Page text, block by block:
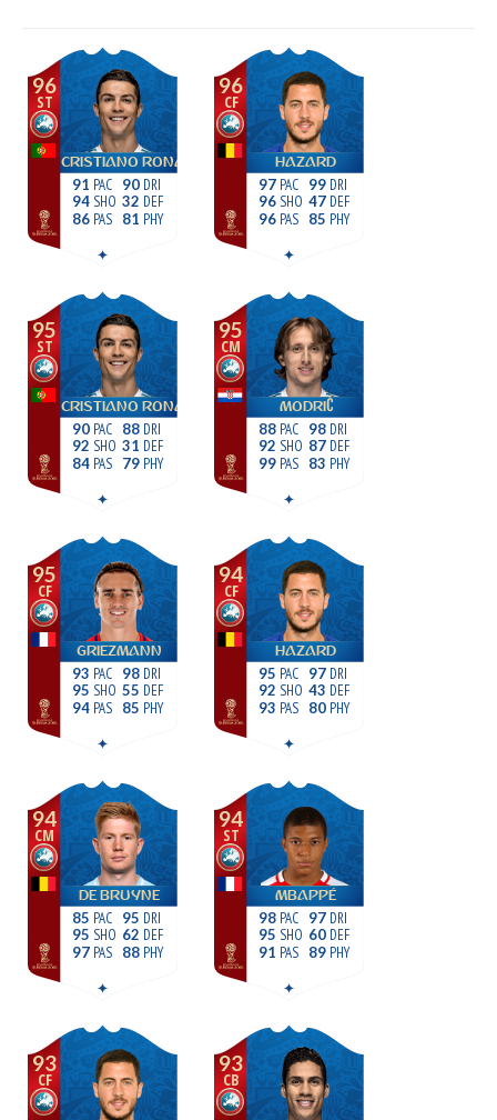
96
ST
CRISTIANO RONALDO
91
94
86
90
32
81
96
CF
HAZARD
97
96
96
99
47
85
95
ST
CRISTIANO RONALDO
90
92
84
88
31
79
95
CM
MODRIĆ
88
92
99
98
87
83
95
CF
GRIEZMANN
93
95
94
98
55
85
94
CF
HAZARD
95
92
93
97
43
80
94
CM
DE BRUYNE
85
95
97
95
62
88
94
ST
MBAPPÉ
98
95
91
97
60
89
93
CF
93
CB